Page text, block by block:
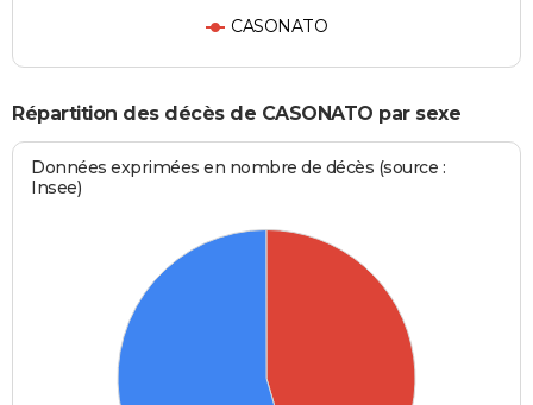
CASONATO
Répartition des décès de CASONATO par sexe
Données exprimées en nombre de décès (source :
Insee)